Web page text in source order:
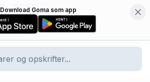
Download Goma som app